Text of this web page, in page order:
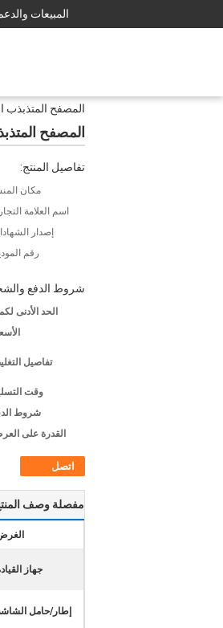
المبيعات
المصفح المتذبذب
المصفح
تفاصيل المنتج:
مكان
اسم العلامة
إصدار
رقم
شروط الدفع
الحد الأدنى
تفاصيل
وقت
شروط
القدرة على
اتصل
مفصلة وصف
جهاز
إطار/حامل